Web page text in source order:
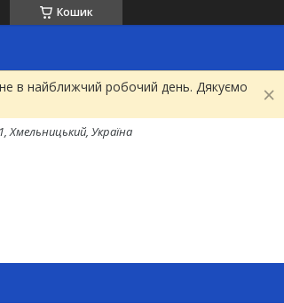
Кошик
в найближчий робочий день. Дякуємо
Хмельницький, Україна